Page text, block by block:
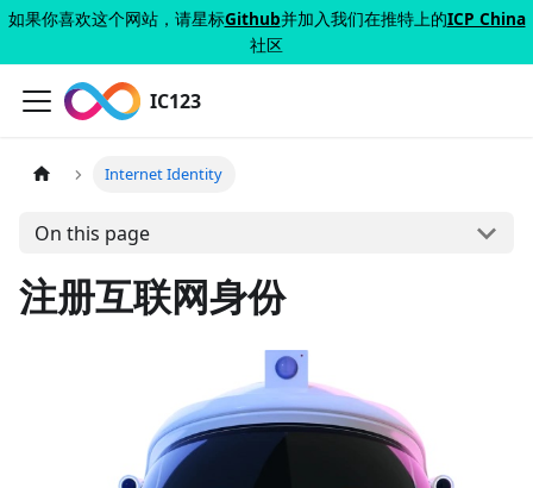
如果你喜欢这个网站，请星标Github并加入我们在推特上的ICP China
社区
IC123
Internet Identity
On this page
注册互联网身份